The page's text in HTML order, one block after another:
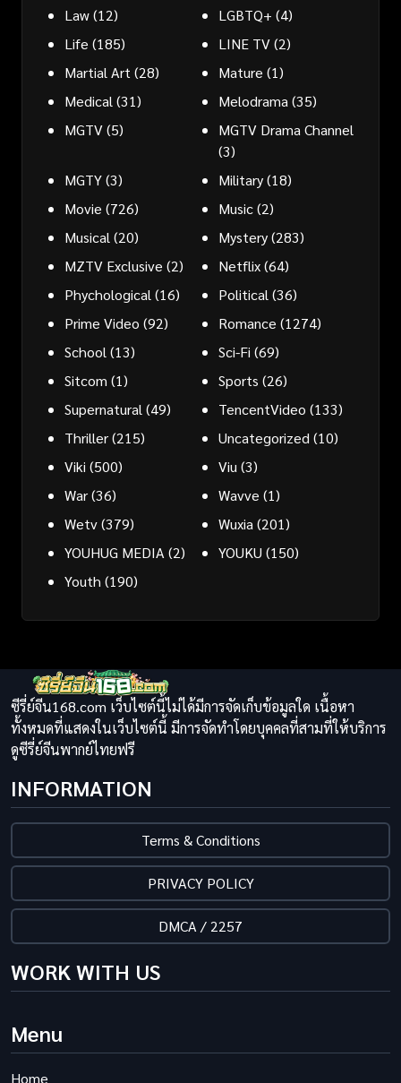
Law(12) LGBTQ+ (4)
Life (185) LINE TV(2)
Martial Art (28) Mature (1)
Medical (31) Melodrama (35)
MGTV(5)
MGTV Drama Channel
(3)
MGTY(3) Military(18)
Movie (726) Music(2)
Musical (20) Mystery(283)
MZTV Exclusive (2) Netflix(64)
Phychological (16) Political (36)
Prime Video (92) Romance (1274)
School (13) Sci-Fi (69)
Sitcom (1) Sports (26)
Supernatural (49) TencentVideo (133)
Thriller(215) Uncategorized (10)
Viki (500) Viu (3)
War(36) Wavve (1)
Wetv(379) Wuxia (201)
YOUHUG MEDIA (2) YOUKU (150)
Youth (190)
ซีรี่ย์จีน168.com เว็บไซต์นี้ไม่ได้มีการจัดเก็บข้อมูลใด เนื้อหา
ทั้งหมดที่แสดงในเว็บไซต์นี้ มีการจัดทำโดยบุคคลที่สามที่ให้บริการ
ดูซีรี่ย์จีนพากย์ไทยฟรี
INFORMATION
Terms & Conditions
PRIVACY POLICY
DMCA / 2257
WORK WITH US
Menu
Home